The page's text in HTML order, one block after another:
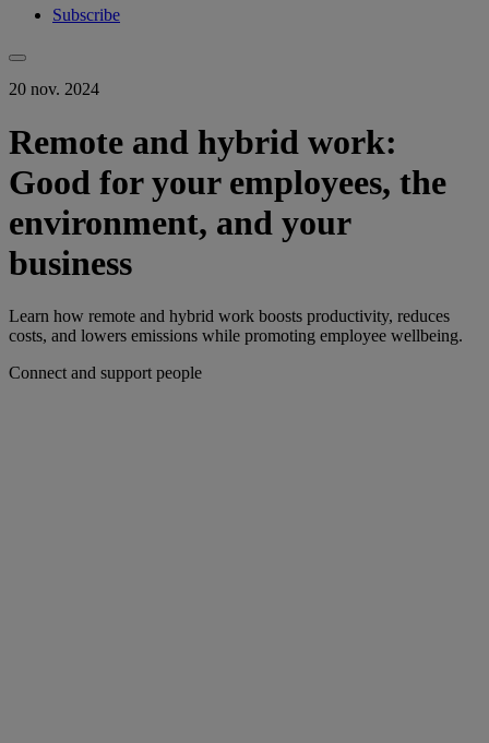
Subscribe
20 nov. 2024
Remote and hybrid work:
Good for your employees, the
environment, and your
business
Learn how remote and hybrid work boosts productivity, reduces
costs, and lowers emissions while promoting employee wellbeing.
Connect and support people